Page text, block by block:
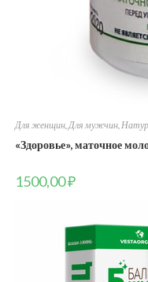
Для женщин,Для мужчин,
«Здоровье», маточное
1500,00₽